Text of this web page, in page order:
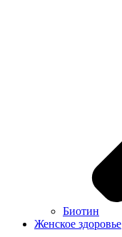
Биотин
Женское здоровье